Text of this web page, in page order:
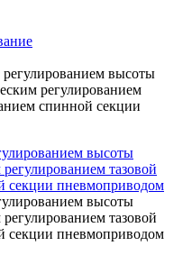
регулированием высоты
регулированием
спинной секции